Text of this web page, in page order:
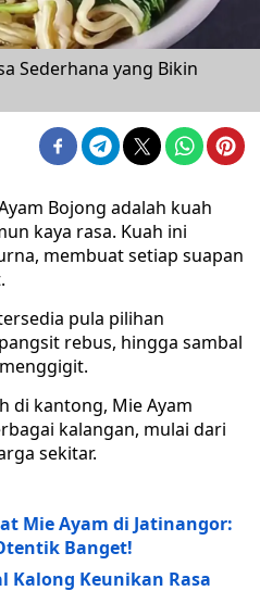
Sederhana yang Bikin
Bojong adalah kuah
kaya rasa. Kuah ini
membuat setiap suapan
pula pilihan
rebus, hingga sambal
di kantong, Mie Ayam
kalangan, mulai dari
sekitar.
Mie Ayam di Jatinangor:
Banget!
Kalong Keunikan Rasa